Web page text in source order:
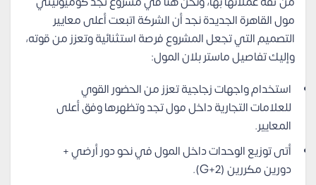
مول القاهرة الجديدة نجد أن الشركة اتبعت أعلى معايير
التصميم التي تجعل المشروع فرصة استثنائية وتعزز من قوته،
وإليك تفاصيل ماستر بلان المول:
استخدام واجهات زجاجية تعزز من الحضور القوي
للعلامات التجارية داخل مول تجد وتظهرها وفق أعلى
المعايير.
أتى توزيع الوحدات داخل المول في نحو دور أرضي +
دورين مكررين (G+2).